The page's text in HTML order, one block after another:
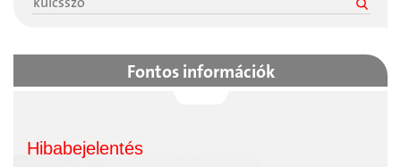
Fontos információk
Hibabejelentés